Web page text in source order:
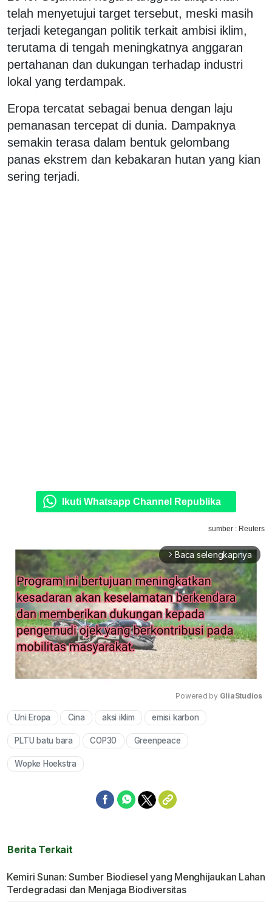
telah menyetujui target tersebut, meski masih
terjadi ketegangan politik terkait ambisi iklim,
terutama di tengah meningkatnya anggaran
pertahanan dan dukungan terhadap industri
lokal yang terdampak.
Eropa tercatat sebagai benua dengan laju
pemanasan tercepat di dunia. Dampaknya
semakin terasa dalam bentuk gelombang
panas ekstrem dan kebakaran hutan yang kian
sering terjadi.
Ikuti Whatsapp Channel Republika
sumber : Reuters
arrow_forward_ios Baca selengkapnya
Powered by GliaStudios
Uni Eropa Cina aksi iklim emisi karbon
PLTU batu bara COP30 Greenpeace
Wopke Hoekstra
Berita Terkait
Kemiri Sunan: Sumber Biodiesel yang Menghijaukan Lahan
Terdegradasi dan Menjaga Biodiversitas